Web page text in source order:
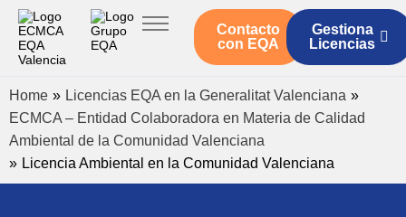
Inicio
Legislación
Quienes somos
Actualidad
Contacto
con EQA
Gestiona
Licencias
Home » Licencias EQA en la Generalitat Valenciana »
ECMCA – Entidad Colaboradora en Materia de Calidad
Ambiental de la Comunidad Valenciana
» Licencia Ambiental en la Comunidad Valenciana